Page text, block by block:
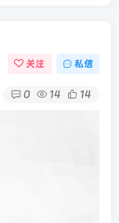
关注 私信
0 14 14